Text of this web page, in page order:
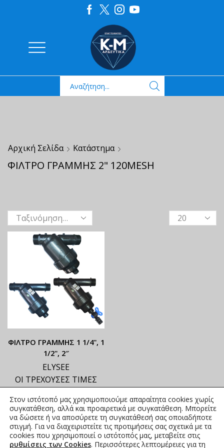
Αρχική Σελίδα Κατάστημα
ΦΙΛΤΡΟ ΓΡΑΜΜΗΣ 2" 120MESH
ΦΙΛΤΡΟ ΓΡΑΜΜΗΣ 1 1/4", 1
1/2", 2″
ELYSEE
ΟΙ ΤΡΕΧΟΥΣΕΣ ΤΙΜΕΣ
ΑΝΗΡΤΗΜΕΝΟ PDF
10,70€– 58,84€ συμπ.
Φ.Π.Α.
Στον ιστότοπό μας χρησιμοποιούμε απαραίτητα cookies χωρίς
συγκατάθεση, αλλά και προαιρετικά με συγκατάθεση. Μπορείτε
να δώσετε ή να αποσύρετε τη συγκατάθεσή σας οποιαδήποτε
στιγμή. Για να διαχειριστείτε τις προτιμήσεις σας σχετικά με τα
cookies που χρησιμοποιεί ο ιστότοπός μας, μεταβείτε στις
ρυθμίσεις των Cookies. Περισσότερες λεπτομέρειες για τη